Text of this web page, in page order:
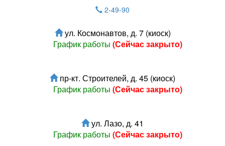
2-49-90
ул. Космонавтов, д. 7 (киоск)
График работы (Сейчас закрыто)
пр-кт. Строителей, д. 45 (киоск)
График работы (Сейчас закрыто)
ул. Лазо, д. 41
График работы (Сейчас закрыто)